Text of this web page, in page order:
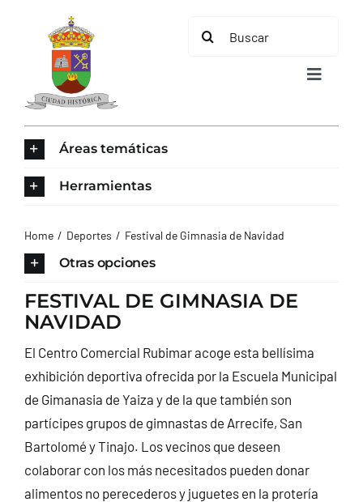
contenido
Buscar:
Toggle
TURISMO
Áreas temáticas
Herramientas
Home Deportes Festival de Gimnasia de Navidad
Otras opciones
FESTIVAL DE GIMNASIA DE
NAVIDAD
El Centro Comercial Rubimar acoge esta bellísima
exhibición deportiva ofrecida por la Escuela Municipal
de Gimanasia de Yaiza y de la que también son
partícipes grupos de gimnastas de Arrecife, San
Bartolomé y Tinajo. Los vecinos que deseen
colaborar con los más necesitados pueden donar
alimentos no perecederos y juguetes en la protería